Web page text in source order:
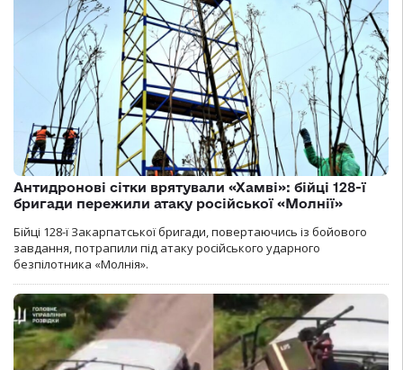
Антидронові сітки врятували «Хамві»: бійці 128-ї
бригади пережили атаку російської «Молнії»
Бійці 128-ї Закарпатської бригади, повертаючись із бойового
завдання, потрапили під атаку російського ударного
безпілотника «Молнія».